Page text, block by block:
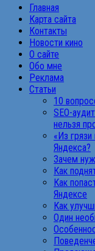
Главная
Карта сайта
Контакты
Новости кино
О сайте
Обо мне
Реклама
Статьи
10
SEO-
нельзя
«Из грязи
Яндекса?
Зачем
Как
Как
Яндексе
Как
Один